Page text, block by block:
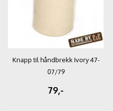
Knapp til håndbrekk Ivory 47-
07/79
79,-